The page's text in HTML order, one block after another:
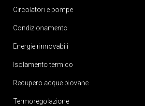
Circolatori e pompe
Condizionamento
Energie rinnovabili
Isolamento termico
Recupero acque piovane
Termoregolazione